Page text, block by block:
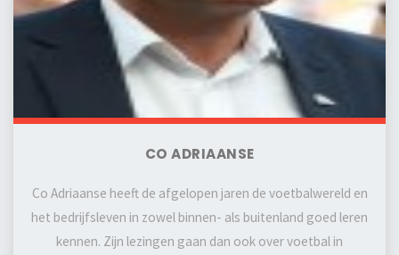
CO ADRIAANSE
Co Adriaanse heeft de afgelopen jaren de voetbalwereld en
het bedrijfsleven in zowel binnen- als buitenland goed leren
kennen. Zijn lezingen gaan dan ook over voetbal in